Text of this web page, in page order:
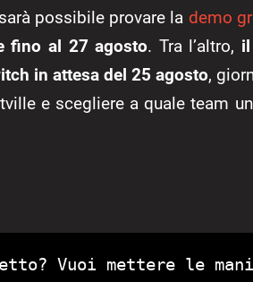
possibile provare la demo
fino al 27 agosto. Tra l’altro,
in attesa del 25 agosto,
e scegliere a quale team
Vuoi mettere le